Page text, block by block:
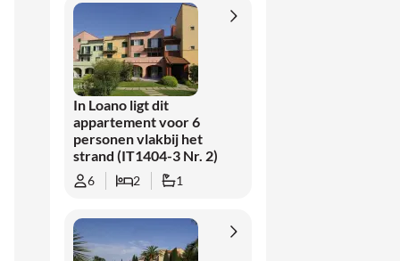
In Loano ligt dit
appartement voor 6
personen vlakbij het
strand (IT1404-3 Nr. 2)
6 2 1